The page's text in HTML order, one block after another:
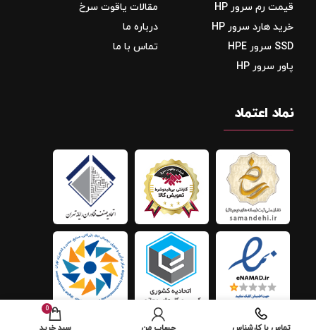
قیمت رم سرور HP
خرید هارد سرور HP
SSD سرور HPE
پاور سرور HP
مقالات یاقوت سرخ
درباره ما
تماس با ما
نماد اعتماد
0